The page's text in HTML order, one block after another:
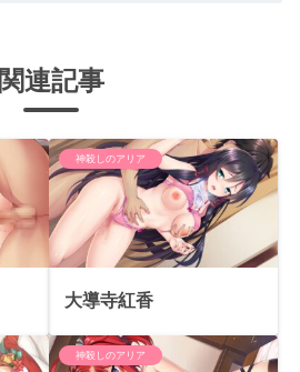
関連記事
神殺しのアリア
大導寺紅香
神殺しのアリア